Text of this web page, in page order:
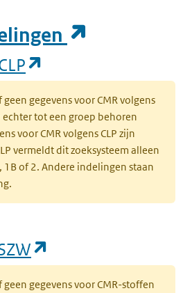
geen gegevens voor CMR volgens
echter tot een groep behoren
voor CMR volgens CLP zijn
vermeldt dit zoeksysteem alleen
1B of 2. Andere indelingen staan
geen gegevens voor CMR-stoffen